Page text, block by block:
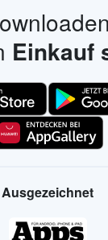
Einkauf
Ausgezeichnet